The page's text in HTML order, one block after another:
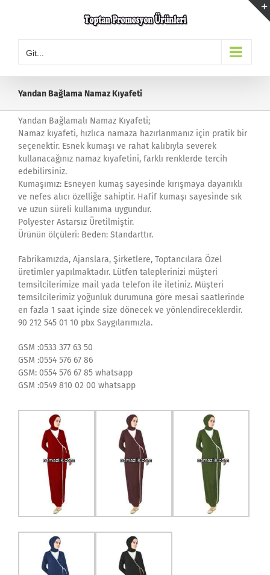
Git...
Yandan Bağlama Namaz Kıyafeti
Yandan Bağlamalı Namaz Kıyafeti;
Namaz kıyafeti, hızlıca namaza hazırlanmanız için pratik bir
seçenektir. Esnek kumaşı ve rahat kalıbıyla severek
kullanacağınız namaz kıyafetini, farklı renklerde tercih
edebilirsiniz.
Kumaşımız: Esneyen kumaş sayesinde kırışmaya dayanıklı
ve nefes alıcı özelliğe sahiptir. Hafif kumaşı sayesinde sık
ve uzun süreli kullanıma uygundur.
Polyester Astarsız Üretilmiştir.
Ürünün ölçüleri: Beden: Standarttır.
Fabrikamızda, Ajanslara, Şirketlere, Toptancılara Özel
üretimler yapılmaktadır. Lütfen taleplerinizi müşteri
temsilcilerimize mail yada telefon ile iletiniz. Müşteri
temsilcilerimiz yoğunluk durumuna göre mesai saatlerinde
en fazla 1 saat içinde size dönecek ve yönlendireceklerdir.
90 212 545 01 10 pbx Saygılarımızla.
GSM :0533 377 63 50
GSM :0554 576 67 86
GSM: 0554 576 67 85 whatsapp
GSM :0549 810 02 00 whatsapp